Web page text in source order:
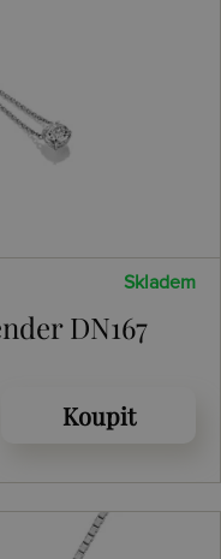
Skladem
DN167
Koupit